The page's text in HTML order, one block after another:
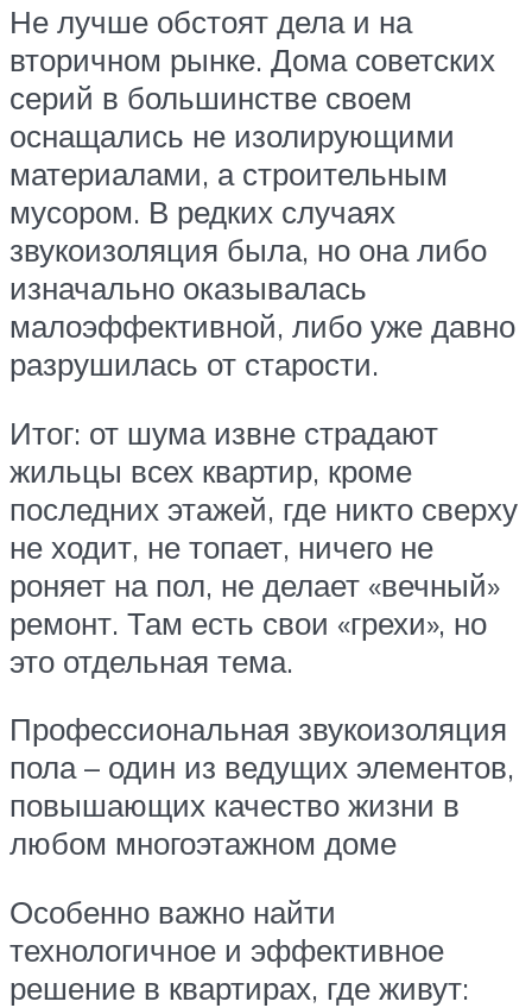
Не лучше обстоят дела и на
вторичном рынке. Дома советских
серий в большинстве своем
оснащались не изолирующими
материалами, а строительным
мусором. В редких случаях
звукоизоляция была, но она либо
изначально оказывалась
малоэффективной, либо уже давно
разрушилась от старости.
Итог: от шума извне страдают
жильцы всех квартир, кроме
последних этажей, где никто сверху
не ходит, не топает, ничего не
роняет на пол, не делает «вечный»
ремонт. Там есть свои «грехи», но
это отдельная тема.
Профессиональная звукоизоляция
пола – один из ведущих элементов,
повышающих качество жизни в
любом многоэтажном доме
Особенно важно найти
технологичное и эффективное
решение в квартирах, где живут: